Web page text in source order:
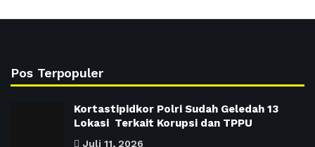
Pos Terpopuler
Kortastipidkor Polri Sudah Geledah 13
Lokasi Terkait Korupsi dan TPPU
Juli 11, 2026